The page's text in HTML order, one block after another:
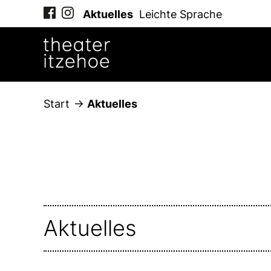
Aktuelles Leichte Sprache
Start Aktuelles
Aktuelles